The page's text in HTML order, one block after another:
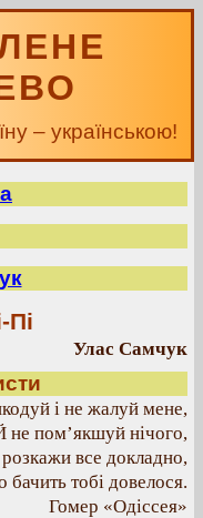
– українською!
Пі
Улас Самчук
і не жалуй мене,
не пом’якшуй нічого,
все докладно,
тобі довелося.
Гомер «Одіссея»